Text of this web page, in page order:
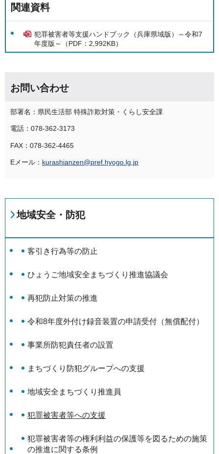
関連資料
犯罪被害者等支援ハンドブック（兵庫県域版）～令和7
年度版～（PDF：2,992KB）
お問い合わせ
部署名：県民生活部 特殊詐欺対策・くらし安全課
電話：078-362-3173
FAX：078-362-4465
Eメール： kurashianzen@pref.hyogo.lg.jp
地域安全・防犯
客引き行為等の防止
ひょうご地域安全まちづくり推進協議会
再犯防止対策の推進
令和8年度外付け録音装置の申請受付（無償配付）
事業所防犯責任者の設置
まちづくり防犯グループへの支援
地域安全まちづくり推進員
犯罪被害者等への支援
犯罪被害者等の権利利益の保護等を図るための施策
の推進に関する条例